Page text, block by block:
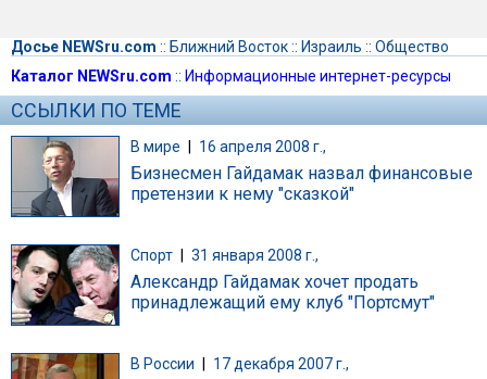
Досье NEWSru.com :: Ближний Восток:: Израиль :: Общество
Каталог NEWSru.com :: Информационные интернет-ресурсы
ССЫЛКИ ПО ТЕМЕ
В мире | 16 апреля 2008 г.,
Бизнесмен Гайдамак назвал финансовые
претензии к нему "сказкой"
Спорт 31 января 2008 г.,
Александр Гайдамак хочет продать
принадлежащий ему клуб "Портсмут"
В России 17 декабря 2007 г.,